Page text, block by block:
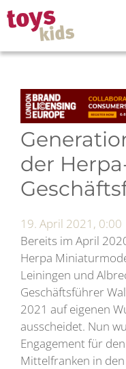
Zum
Inhalt
springen
der
19. April 2021, 0:00
Bereits im April
Herpa
Leiningen und
Geschäftsführer
2021 auf eigenen
ausscheidet. Nun
Engagement für
Mittelfranken in